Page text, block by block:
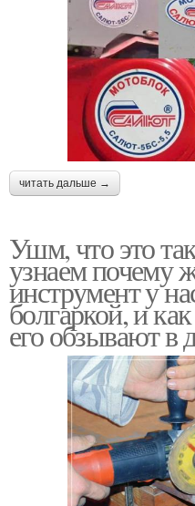
читать дальше →
Ушм, что это
узнаем почему
инструмент у
болгаркой, и
его обзывают в